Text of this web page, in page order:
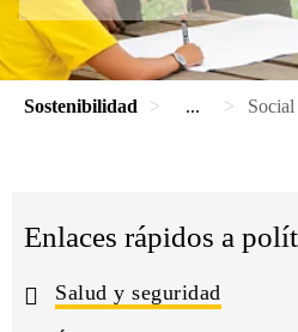
Sostenibilidad ...
Enlaces rápidos a
Salud y seguridad